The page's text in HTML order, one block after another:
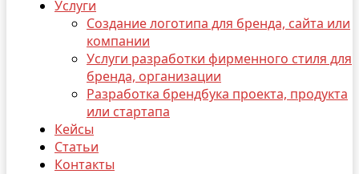
Услуги
Создание логотипа для бренда, сайта или
компании
Услуги разработки фирменного стиля для
бренда, организации
Разработка брендбука проекта, продукта
или стартапа
Кейсы
Статьи
Контакты